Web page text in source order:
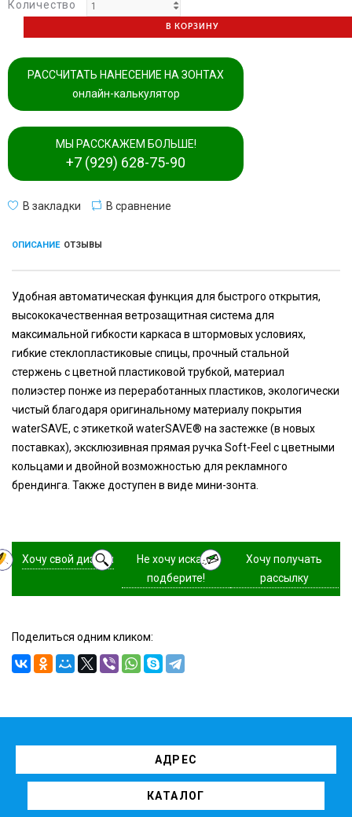
Количество
В КОРЗИНУ
РАССЧИТАТЬ НАНЕСЕНИЕ НА ЗОНТАХ
онлайн-калькулятор
МЫ РАССКАЖЕМ БОЛЬШЕ!
+7 (929) 628-75-90
В закладки В сравнение
ОПИСАНИЕ ОТЗЫВЫ
Удобная автоматическая функция для быстрого открытия,
высококачественная ветрозащитная система для
максимальной гибкости каркаса в штормовых условиях,
гибкие стеклопластиковые спицы, прочный стальной
стержень с цветной пластиковой трубкой, материал
полиэстер понже из переработанных пластиков, экологически
чистый благодаря оригинальному материалу покрытия
waterSAVE, с этикеткой waterSAVE® на застежке (в новых
поставках), эксклюзивная прямая ручка Soft-Feel с цветными
кольцами и двойной возможностью для рекламного
брендинга. Также доступен в виде мини-зонта.
Хочу свой дизайн
Не хочу искать,
подберите!
Хочу получать
рассылку
Поделиться одним кликом:
АДРЕС
КАТАЛОГ